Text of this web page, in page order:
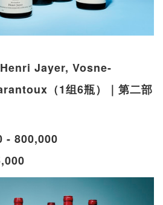
Jayer, Vosne-
（1组6瓶）｜第二部
- 800,000